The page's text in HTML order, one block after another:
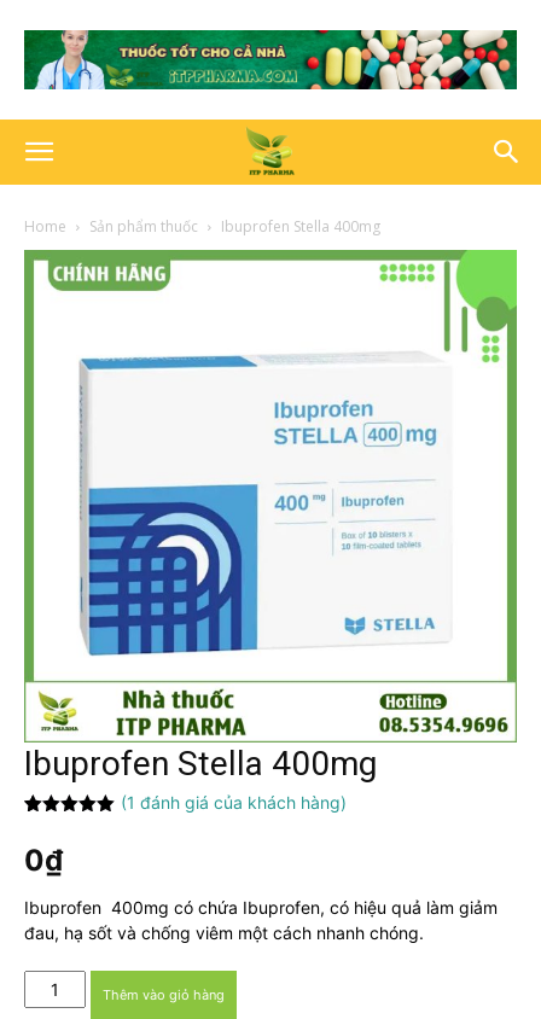
Home Sản phẩm thuốc Ibuprofen Stella 400mg
Ibuprofen Stella 400mg
dựa trên
đánh giá
(1 đánh giá của khách hàng)
0₫
Ibuprofen 400mg có chứa Ibuprofen, có hiệu quả làm giảm
đau, hạ sốt và chống viêm một cách nhanh chóng.
Ibuprofen
Stella
Thêm vào giỏ hàng